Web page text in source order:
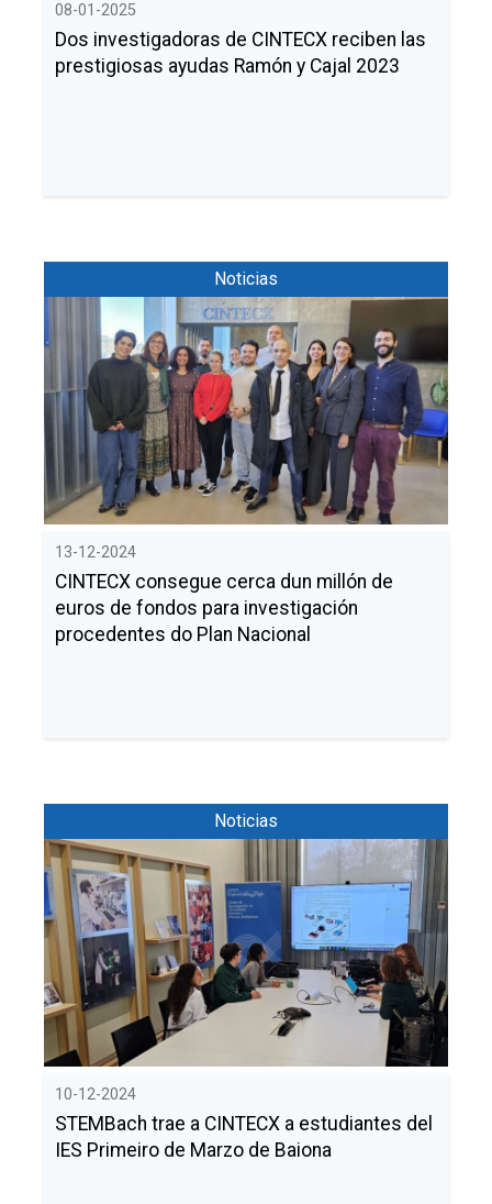
08-01-2025
Dos investigadoras de CINTECX reciben las
prestigiosas ayudas Ramón y Cajal 2023
Noticias
13-12-2024
CINTECX consegue cerca dun millón de
euros de fondos para investigación
procedentes do Plan Nacional
Noticias
10-12-2024
STEMBach trae a CINTECX a estudiantes del
IES Primeiro de Marzo de Baiona